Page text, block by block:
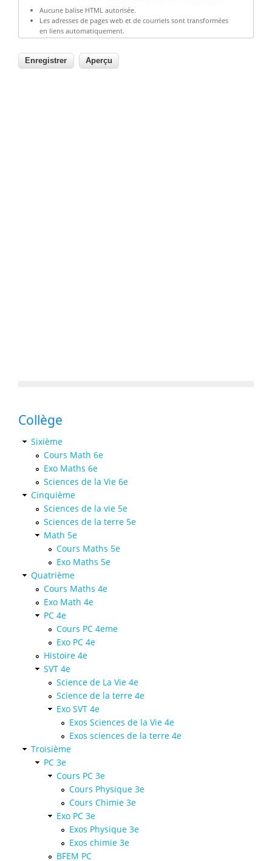
Aucune balise HTML autorisée.
Les adresses de pages web et de courriels sont transformées
en liens automatiquement.
Collège
Sixième
Cours Math 6e
Exo Maths 6e
Sciences de la Vie 6e
Cinquième
Sciences de la vie 5e
Sciences de la terre 5e
Math 5e
Cours Maths 5e
Exo Maths 5e
Quatrième
Cours Maths 4e
Exo Math 4e
PC 4e
Cours PC 4eme
Exo PC 4e
Histoire 4e
SVT 4e
Science de La Vie 4e
Science de la terre 4e
Exo SVT 4e
Exos Sciences de la Vie 4e
Exos sciences de la terre 4e
Troisième
PC 3e
Cours PC 3e
Cours Physique 3e
Cours Chimie 3e
Exo PC 3e
Exos Physique 3e
Exos chimie 3e
BFEM PC